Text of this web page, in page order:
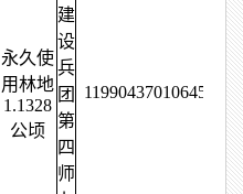
永久使
用林地
1.1328
公顷
建
设
兵
团
第
四
师